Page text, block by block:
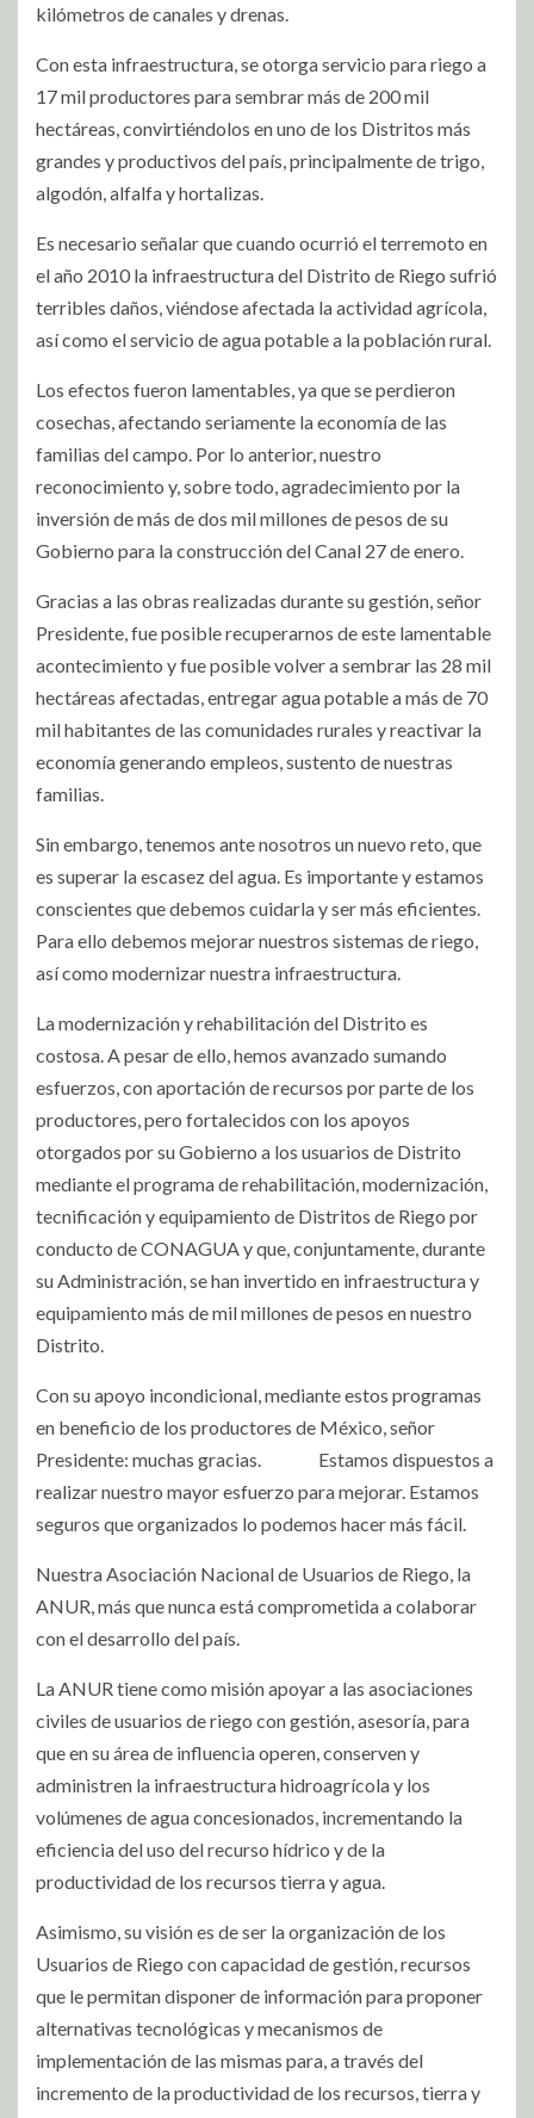
kilómetros de canales y drenas.
Con esta infraestructura, se otorga servicio para riego a
17 mil productores para sembrar más de 200 mil
hectáreas, convirtiéndolos en uno de los Distritos más
grandes y productivos del país, principalmente de trigo,
algodón, alfalfa y hortalizas.
Es necesario señalar que cuando ocurrió el terremoto en
el año 2010 la infraestructura del Distrito de Riego sufrió
terribles daños, viéndose afectada la actividad agrícola,
así como el servicio de agua potable a la población rural.
Los efectos fueron lamentables, ya que se perdieron
cosechas, afectando seriamente la economía de las
familias del campo. Por lo anterior, nuestro
reconocimiento y, sobre todo, agradecimiento por la
inversión de más de dos mil millones de pesos de su
Gobierno para la construcción del Canal 27 de enero.
Gracias a las obras realizadas durante su gestión, señor
Presidente, fue posible recuperarnos de este lamentable
acontecimiento y fue posible volver a sembrar las 28 mil
hectáreas afectadas, entregar agua potable a más de 70
mil habitantes de las comunidades rurales y reactivar la
economía generando empleos, sustento de nuestras
familias.
Sin embargo, tenemos ante nosotros un nuevo reto, que
es superar la escasez del agua. Es importante y estamos
conscientes que debemos cuidarla y ser más eficientes.
Para ello debemos mejorar nuestros sistemas de riego,
así como modernizar nuestra infraestructura.
La modernización y rehabilitación del Distrito es
costosa. A pesar de ello, hemos avanzado sumando
esfuerzos, con aportación de recursos por parte de los
productores, pero fortalecidos con los apoyos
otorgados por su Gobierno a los usuarios de Distrito
mediante el programa de rehabilitación, modernización,
tecnificación y equipamiento de Distritos de Riego por
conducto de CONAGUA y que, conjuntamente, durante
su Administración, se han invertido en infraestructura y
equipamiento más de mil millones de pesos en nuestro
Distrito.
Con su apoyo incondicional, mediante estos programas
en beneficio de los productores de México, señor
Presidente: muchas gracias.
Estamos dispuestos a
realizar nuestro mayor esfuerzo para mejorar. Estamos
seguros que organizados lo podemos hacer más fácil.
Nuestra Asociación Nacional de Usuarios de Riego, la
ANUR, más que nunca está comprometida a colaborar
con el desarrollo del país.
La ANUR tiene como misión apoyar a las asociaciones
civiles de usuarios de riego con gestión, asesoría, para
que en su área de influencia operen, conserven y
administren la infraestructura hidroagrícola y los
volúmenes de agua concesionados, incrementando la
eficiencia del uso del recurso hídrico y de la
productividad de los recursos tierra y agua.
Asimismo, su visión es de ser la organización de los
Usuarios de Riego con capacidad de gestión, recursos
que le permitan disponer de información para proponer
alternativas tecnológicas y mecanismos de
implementación de las mismas para, a través del
incremento de la productividad de los recursos, tierra y